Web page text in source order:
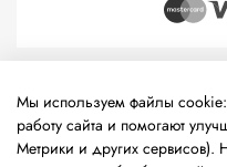
технологии
(информационные
информации на основе
сведений, относящихся к
«Интернет», находящихся на
Мы используем файлы
работу сайта и помогают
Метрики и других сервисов).